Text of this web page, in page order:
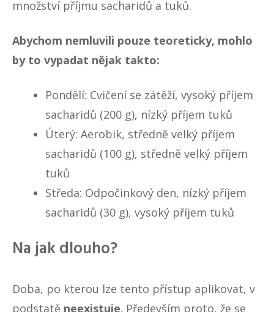
množství příjmu sacharidů a tuků.
Abychom nemluvili pouze teoreticky, mohlo
by to vypadat nějak takto:
Pondělí: Cvičení se zátěží, vysoký příjem
sacharidů (200 g), nízký příjem tuků
Úterý: Aerobik, středně velký příjem
sacharidů (100 g), středně velký příjem
tuků
Středa: Odpočinkový den, nízký příjem
sacharidů (30 g), vysoký příjem tuků
Na jak dlouho?
Doba, po kterou lze tento přístup aplikovat, v
podstatě neexistuje. Především proto, že se